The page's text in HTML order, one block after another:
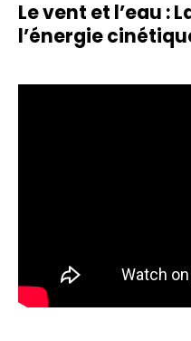
Le vent et l’eau :
l’énergie